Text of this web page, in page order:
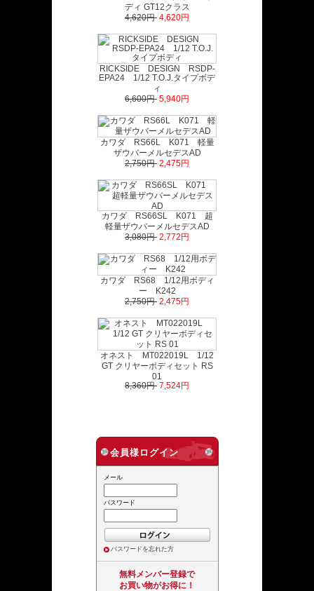
ディ GT12クラス
4,620円 4,620円
RICKSIDE DESIGN RSDP-
EPA24 1/12 T.O.J.タイプボデ
ィ
6,600円 5,940円
カワダ RS66L K071 軽量
ザウバーメルセデスAD
2,750円 2,475円
カワダ RS66SL K071 超
軽量ザウバーメルセデスAD
3,080円 2,772円
カワダ RS68 1/12用ボディ
ー K242
2,750円 2,475円
オネスト MT022019L 1/12
GT クリヤーボディセット RS
01
8,360円 7,524円
会員様ログイン
メール
パスワード
パスワードを忘れた方
無料メンバー登録で
お買い物がお得に！